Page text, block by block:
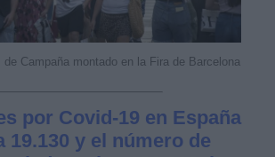
de Campaña montado en la Fira de Barcelona
por Covid-19 en España
19.130 y el número de